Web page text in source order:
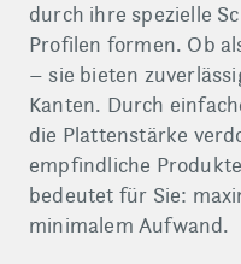
durch ihre spezielle
Profilen formen. Ob
– sie bieten
Kanten. Durch
die Plattenstärke
empfindliche
bedeutet für Sie:
minimalem Aufwand.